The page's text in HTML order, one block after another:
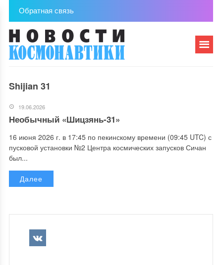
Обратная связь
Shijian 31
19.06.2026
Необычный «Шицзянь-31»
16 июня 2026 г. в 17:45 по пекинскому времени (09:45 UTC) с
пусковой установки №2 Центра космических запусков Сичан
был...
Далее